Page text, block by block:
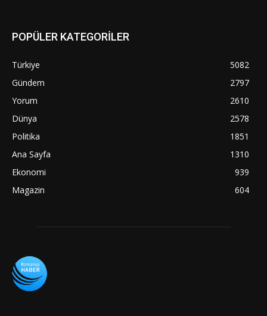
POPÜLER KATEGORİLER
Türkiye
5082
Gündem
2797
Yorum
2610
Dünya
2578
Politika
1851
Ana Sayfa
1310
Ekonomi
939
Magazin
604